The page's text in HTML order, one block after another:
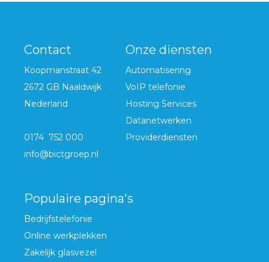
Contact
Koopmanstraat 42
2672 GB Naaldwijk
Nederland
0174 752 000
info@bictgroep.nl
Onze diensten
Automatisering
VoIP telefonie
Hosting Services
Datanetwerken
Providerdiensten
Populaire pagina's
Bedrijfstelefonie
Online werkplekken
Zakelijk glasvezel